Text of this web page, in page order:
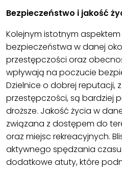
Bezpieczeństwo i jakość
Kolejnym istotnym
bezpieczeństwa w danej
przestępczości oraz
wpływają na poczucie
Dzielnice o dobrej reputacji,
przestępczości, są bardziej
droższe. Jakość życia w
związana z dostępem do
oraz miejsc rekreacyjnych.
aktywnego spędzania
dodatkowe atuty, które